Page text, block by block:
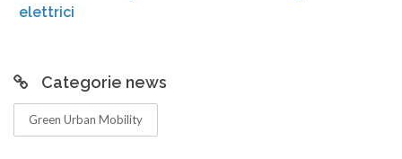
elettrici
Categorie news
Green Urban Mobility